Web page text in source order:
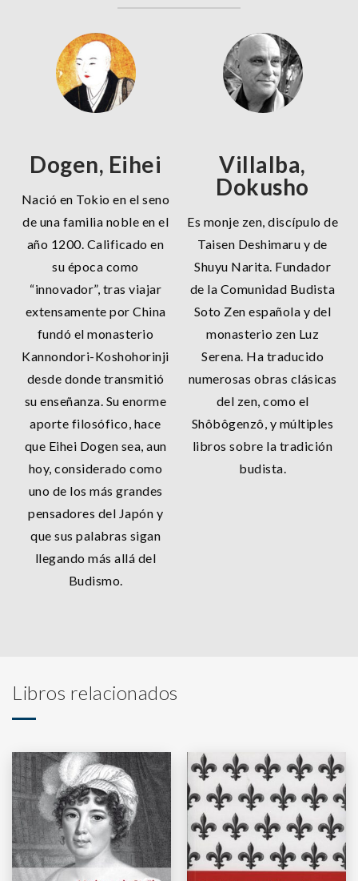
Dogen, Eihei
Nació en Tokio en el seno
de una familia noble en el
año 1200. Calificado en
su época como
“innovador”, tras viajar
extensamente por China
fundó el monasterio
Kannondori-Koshohorinji
desde donde transmitió
su enseñanza. Su enorme
aporte filosófico, hace
que Eihei Dogen sea, aun
hoy, considerado como
uno de los más grandes
pensadores del Japón y
que sus palabras sigan
llegando más allá del
Budismo.
Villalba,
Dokusho
Es monje zen, discípulo de
Taisen Deshimaru y de
Shuyu Narita. Fundador
de la Comunidad Budista
Soto Zen española y del
monasterio zen Luz
Serena. Ha traducido
numerosas obras clásicas
del zen, como el
Shôbôgenzô, y múltiples
libros sobre la tradición
budista.
Libros relacionados